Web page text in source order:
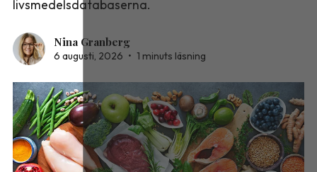
livsmedelsdatabaserna.
Nina Granberg
6 augusti, 2026 • 1 minuts läsning